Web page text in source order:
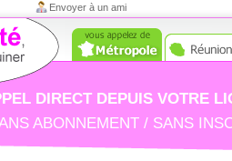
Envoyer à un ami
DIRECT DEPUIS VOTRE
ABONNEMENT / SANS